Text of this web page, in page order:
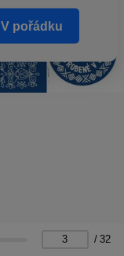
/ 32
V pořádku